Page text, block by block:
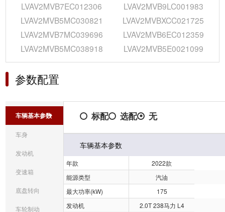
LVAV2MVB7EC012306
LVAV2MVB9LC001983
LVAV2MVB5MC030821
LVAV2MVBXCC021725
LVAV2MVB7MC039696
LVAV2MVB6EC012359
LVAV2MVB5MC038918
LVAV2MVB5E0021099
参数配置
车辆基本参数
车身
发动机
变速箱
底盘转向
车轮制动
标配 选配 无
车辆基本参数
年款
2022款
能源类型
汽油
最大功率(kW)
175
发动机
2.0T 238马力 L4